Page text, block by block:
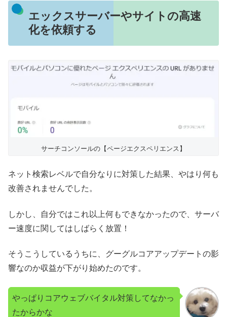
エックスサーバーやサイトの高速
化を依頼する
サーチコンソールの【ページエクスペリエンス】
ネット検索レベルで自分なりに対策した結果、やはり何も
改善されませんでした。
しかし、自分ではこれ以上何もできなかったので、サーバ
ー速度に関してはしばらく放置！
そうこうしているうちに、グーグルコアアップデートの影
響なのか収益が下がり始めたのです。
やっぱりコアウェブバイタル対策してなかっ
たからかな